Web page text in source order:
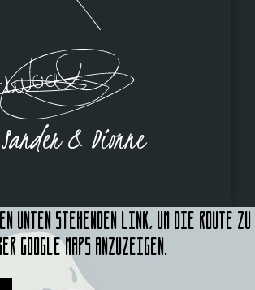
Sander & Dionne
unten stehenden Link, um die Route zu
Google Maps anzuzeigen.